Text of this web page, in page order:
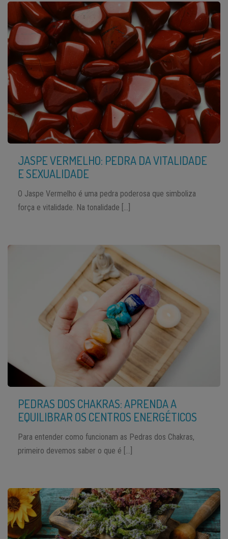
JASPE VERMELHO: PEDRA DA VITALIDADE
E SEXUALIDADE
O Jaspe Vermelho é uma pedra poderosa que simboliza
força e vitalidade. Na tonalidade […]
PEDRAS DOS CHAKRAS: APRENDA A
EQUILIBRAR OS CENTROS ENERGÉTICOS
Para entender como funcionam as Pedras dos Chakras,
primeiro devemos saber o que é […]